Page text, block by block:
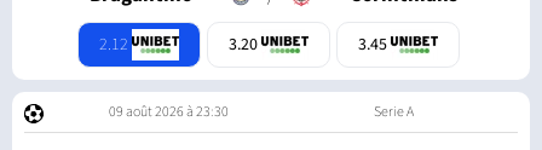
2.12 3.20 3.45
09 août 2026 à 23:30 Serie A